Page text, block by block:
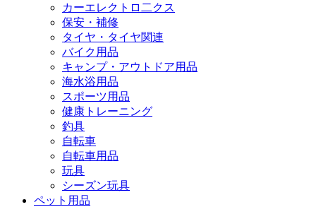
カーエレクトロ二クス
保安・補修
タイヤ・タイヤ関連
バイク用品
キャンプ・アウトドア用品
海水浴用品
スポーツ用品
健康トレーニング
釣具
自転車
自転車用品
玩具
シーズン玩具
ペット用品